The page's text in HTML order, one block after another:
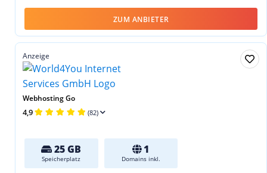
ZUM ANBIETER
Anzeige
Webhosting Go
4,9 (82)
25 GB
Speicherplatz
1
Domains inkl.